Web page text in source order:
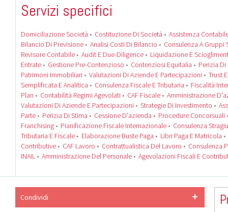
Servizi specifici
Domiciliazione Società • Costituzione Di Società • Assistenza
Bilancio Di Previsione • Analisi Costi Di Bilancio • Consulenza A Gruppi
Revisore Contabile • Audit E Due-Diligence • Liquidazione E
Entrate • Gestione Pre-Contenzioso • Contenziosi Equitalia • Perizia Di
Patrimoni Immobiliari • Valutazioni Di Aziende E Partecipazioni • Trust
Semplificata E Analitica • Consulenza Fiscale E Tributaria • Fiscalità
Plan • Contabilità Regimi Agevolati • CAF Fiscale • Amministrazione
Valutazioni Di Aziende E Partecipazioni • Strategie Di Investimento •
Parte • Perizia Di Stima • Cessione D'azienda • Procedure Concorsuali
Franchising • Pianificazione Fiscale Internazionale • Consulenza
Tributaria E Fiscale • Elaborazione Buste Paga • Libri Paga E Matricola •
Contributive • CAF Lavoro • Contrattualistica Del Lavoro • Consulenza
INAIL • Amministrazione Del Personale • Agevolazioni Fiscali E
Condividi